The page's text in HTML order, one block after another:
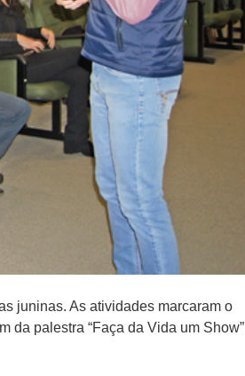
juninas. As atividades marcaram o
da palestra “Faça da Vida um Show”